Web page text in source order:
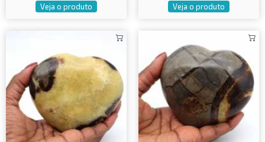
Veja o produto Veja o produto